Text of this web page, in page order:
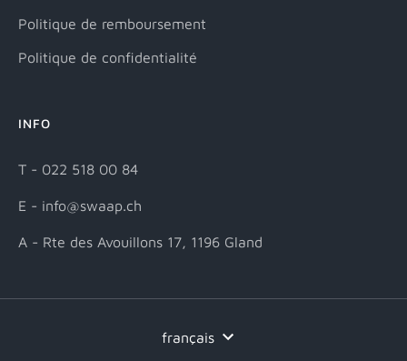
Politique de remboursement
Politique de confidentialité
INFO
T - 022 518 00 84
E - info@swaap.ch
A - Rte des Avouillons 17, 1196 Gland
français